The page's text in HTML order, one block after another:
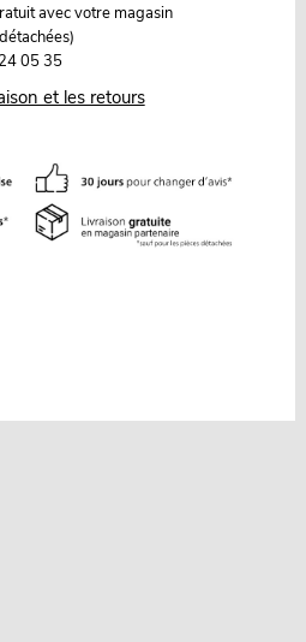
ratuit avec votre magasin
05 35
et les retours